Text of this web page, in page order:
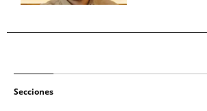
Secciones